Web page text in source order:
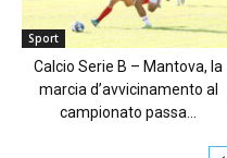
Sport
Calcio Serie B – Mantova, la
marcia d’avvicinamento al
campionato passa...